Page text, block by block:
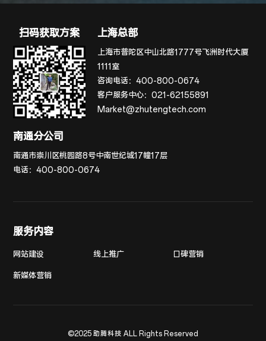
扫码获取方案 上海总部
上海市普陀区中山北路1777号飞洲时代大厦
1111室
咨询电话：400-800-0674
客户服务中心：021-62155891
Market@zhutengtech.com
南通分公司
南通市崇川区桃园路8号中南世纪城17幢17层
电话：400-800-0674
服务内容
网站建设 线上推广 口碑营销
新媒体营销
©2025 助腾科技 ALL Rights Reserved